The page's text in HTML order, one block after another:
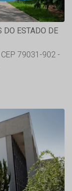
DO ESTADO DE
79031-902 -